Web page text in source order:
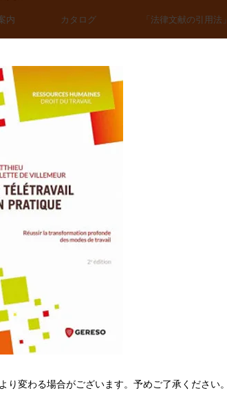
内 カタログ 「法律文献の引用法」
り変わる場合がございます。予めご了承ください。